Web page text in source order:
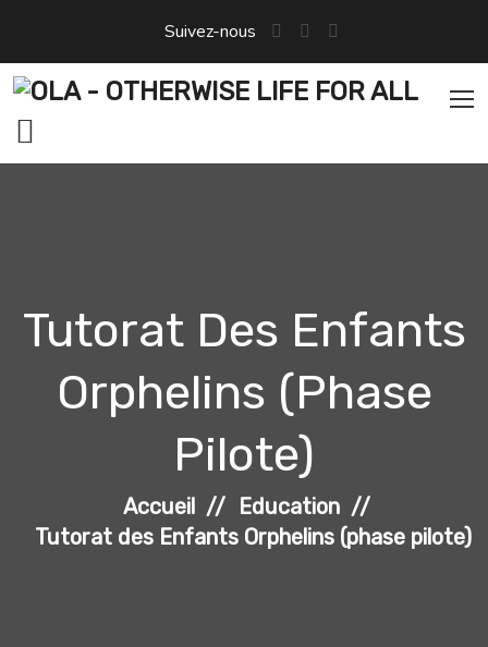
Suivez-nous
Tutorat Des Enfants
Orphelins (phase
Pilote)
Accueil
Education
Tutorat des Enfants Orphelins (phase pilote)